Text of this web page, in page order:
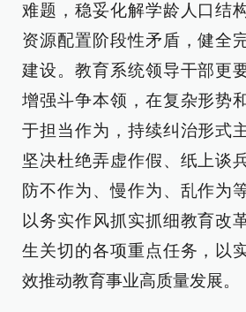
难题，稳妥化解学龄人口结
资源配置阶段性矛盾，健全
建设。教育系统领导干部更
增强斗争本领，在复杂形势
于担当作为，持续纠治形式
坚决杜绝弄虚作假、纸上谈
防不作为、慢作为、乱作为
以务实作风抓实抓细教育改
生关切的各项重点任务，以
效推动教育事业高质量发展。